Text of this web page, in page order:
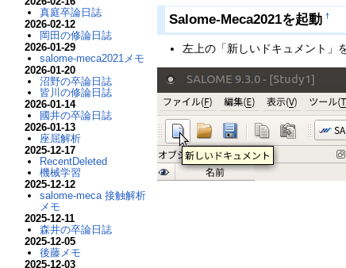
Salome-Meca2021を起動 †
左上の「新しいドキュメント」
真庭卒論日誌
2026-02-12
岡田の修論日誌
2026-01-29
salome-meca2021メモ
2026-01-20
沼野の卒論日誌
皆川の修論日誌
2026-01-14
國井の卒論日誌
2026-01-13
座屈解析
2025-12-17
RecentDeleted
機械学習
2025-12-12
salome-meca 接触解析
メモ
2025-12-11
森井の卒論日誌
2025-12-05
後藤メモ
2025-12-03